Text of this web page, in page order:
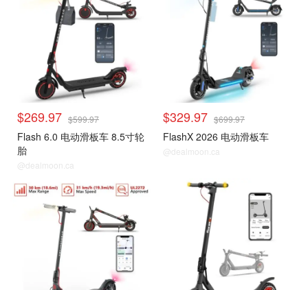
$269.97 $599.97
Flash 6.0 电动滑板车 8.5寸轮
胎
@dealmoon.ca
$329.97 $699.97
FlashX 2026 电动滑板车
@dealmoon.ca